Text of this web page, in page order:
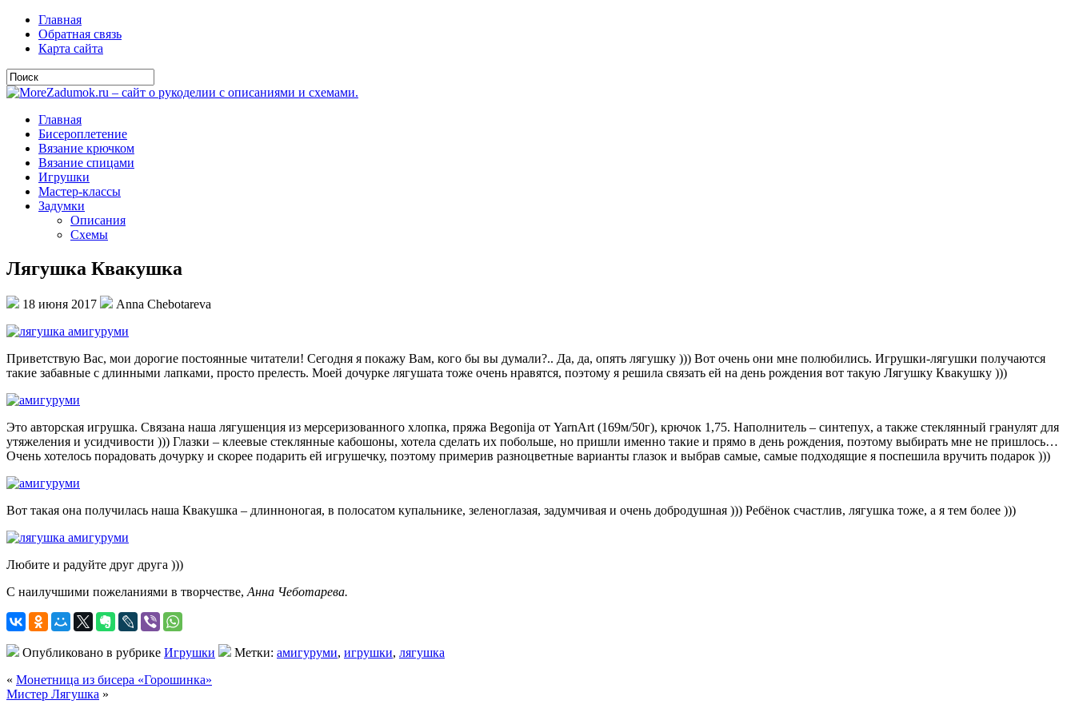
Главная
Обратная связь
Карта сайта
Главная
Бисероплетение
Вязание крючком
Вязание спицами
Игрушки
Мастер-классы
Задумки
Описания
Схемы
Лягушка Квакушка
18 июня 2017 Anna Chebotareva
Приветствую Вас, мои дорогие постоянные читатели! Сегодня я покажу Вам, кого бы вы думали?.. Да, да, опять лягушку ))) Вот очень они мне полюбились. Игрушки-лягушки получаются
такие забавные с длинными лапками, просто прелесть. Моей дочурке лягушата тоже очень нравятся, поэтому я решила связать ей на день рождения вот такую Лягушку Квакушку )))
Это авторская игрушка. Связана наша лягушенция из мерсеризованного хлопка, пряжа Begonija от YarnArt (169м/50г), крючок 1,75. Наполнитель – синтепух, а также стеклянный гранулят для
утяжеления и усидчивости ))) Глазки – клеевые стеклянные кабошоны, хотела сделать их побольше, но пришли именно такие и прямо в день рождения, поэтому выбирать мне не пришлось…
Очень хотелось порадовать дочурку и скорее подарить ей игрушечку, поэтому примерив разноцветные варианты глазок и выбрав самые, самые подходящие я поспешила вручить подарок )))
Вот такая она получилась наша Квакушка – длинноногая, в полосатом купальнике, зеленоглазая, задумчивая и очень добродушная ))) Ребёнок счастлив, лягушка тоже, а я тем более )))
Любите и радуйте друг друга )))
С наилучшими пожеланиями в творчестве, Анна Чеботарева.
Опубликовано в рубрике Игрушки Метки: амигуруми, игрушки, лягушка
« Монетница из бисера «Горошинка»
Мистер Лягушка »